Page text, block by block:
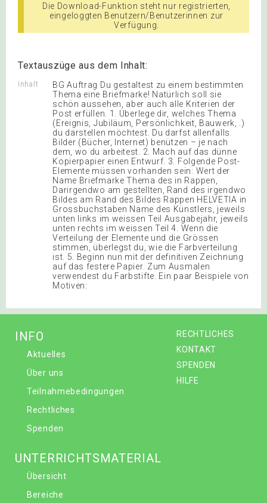
Die Download-Funktion steht nur registrierten,
eingeloggten Benutzern/Benutzerinnen zur
Verfügung.
Textauszüge aus dem Inhalt:
Inhalt
BG Auftrag Du gestaltest zu einem bestimmten
Thema eine Briefmarke! Natürlich soll sie
schön aussehen, aber auch alle Kriterien der
Post erfüllen. 1. Überlege dir, welches Thema
(Ereignis, Jubiläum, Persönlichkeit, Bauwerk, .)
du darstellen möchtest. Du darfst allenfalls
Bilder (Bücher, Internet) benützen – je nach
dem, wo du arbeitest. 2. Mach auf das dünne
Kopierpapier einen Entwurf. 3. Folgende Post-
Elemente müssen vorhanden sein: Wert der
Name Briefmarke Thema des in Rappen,
Darirgendwo am gestellten, Rand des irgendwo
Bildes am Rand des Bildes Rappen HELVETIA in
Grossbuchstaben Name des Künstlers, jeweils
unten links im weissen Teil Ausgabejahr, jeweils
unten rechts im weissen Teil 4. Wenn die
Verteilung der Elemente und die Grössen
stimmen, überlegst du, wie die Farbverteilung
ist. 5. Beginn nun mit der definitiven Zeichnung
auf das festere Papier. Zum Ausmalen
verwendest du Farbstifte. Ein paar Beispiele von
Motiven:
RECHTLICHES
KONTAKT
SPENDEN
HILFE
INFO
Aktuelles
Über uns
Teilnahmebedingungen
Rechtliches
Spenden
UNTERRICHTSMATERIAL
Übersicht
Bereiche